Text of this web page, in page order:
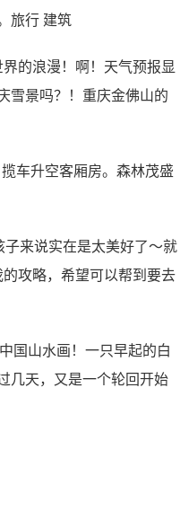
旅行 建筑
的浪漫！啊！天气预报显
雪景吗？！重庆金佛山的
车升空客厢房。森林茂盛
来说实在是太美好了～就
攻略，希望可以帮到要去
国山水画！一只早起的白
几天，又是一个轮回开始